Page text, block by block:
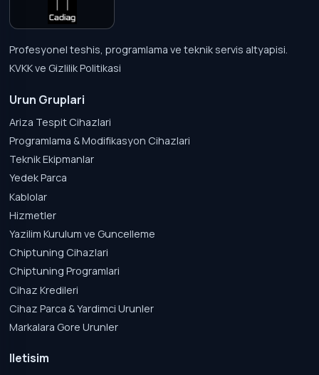
Profesyonel teshis, programlama ve teknik servis altyapisi.
KVKK ve Gizlilik Politikasi
Urun Gruplari
Ariza Tespit Cihazlari
Programlama & Modifikasyon Cihazlari
Teknik Ekipmanlar
Yedek Parca
Kablolar
Hizmetler
Yazilim Kurulum ve Guncelleme
Chiptuning Cihazlari
Chiptuning Programlari
Cihaz Kredileri
Cihaz Parca & Yardimci Urunler
Markalara Gore Urunler
Iletisim